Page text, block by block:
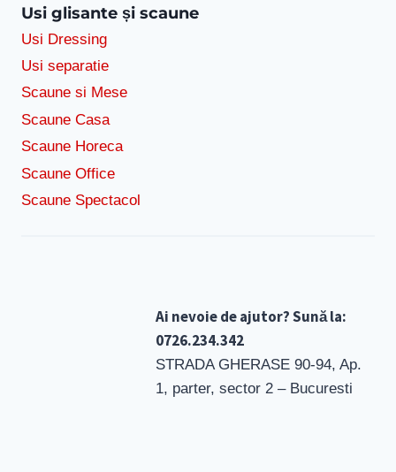
Usi glisante și scaune
Usi Dressing
Usi separatie
Scaune si Mese
Scaune Casa
Scaune Horeca
Scaune Office
Scaune Spectacol
Ai nevoie de ajutor? Sună la:
0726.234.342
STRADA GHERASE 90-94, Ap.
1, parter, sector 2 – Bucuresti